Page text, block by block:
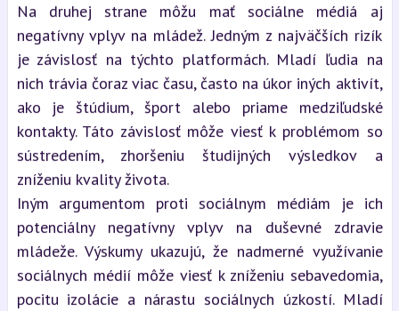
Na druhej strane môžu mať sociálne médiá aj
negatívny vplyv na mládež. Jedným z najväčších rizík
je závislosť na týchto platformách. Mladí ľudia na
nich trávia čoraz viac času, často na úkor iných aktivít,
ako je štúdium, šport alebo priame medziľudské
kontakty. Táto závislosť môže viesť k problémom so
sústredením, zhoršeniu študijných výsledkov a
zníženiu kvality života.
Iným argumentom proti sociálnym médiám je ich
potenciálny negatívny vplyv na duševné zdravie
mládeže. Výskumy ukazujú, že nadmerné využívanie
sociálnych médií môže viesť k zníženiu sebavedomia,
pocitu izolácie a nárastu sociálnych úzkostí. Mladí